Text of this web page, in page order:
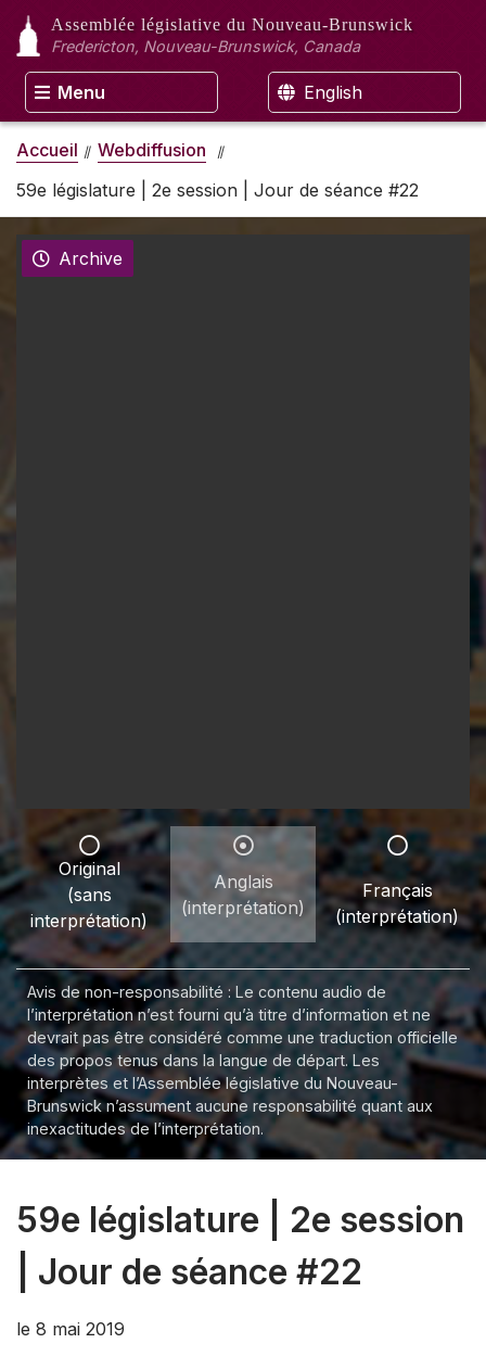
Assemblée législative du Nouveau-Brunswick
Fredericton, Nouveau-Brunswick, Canada
Menu English
Accueil
Webdiffusion
59e législature | 2e session | Jour de séance #22
Archive
Original
(sans
interprétation)
Anglais
(interprétation)
Français
(interprétation)
Avis de non-responsabilité : Le contenu audio de
l’interprétation n’est fourni qu’à titre d’information et ne
devrait pas être considéré comme une traduction officielle
des propos tenus dans la langue de départ. Les
interprètes et l’Assemblée législative du Nouveau-
Brunswick n’assument aucune responsabilité quant aux
inexactitudes de l’interprétation.
59e législature | 2e session
| Jour de séance #22
le 8 mai 2019